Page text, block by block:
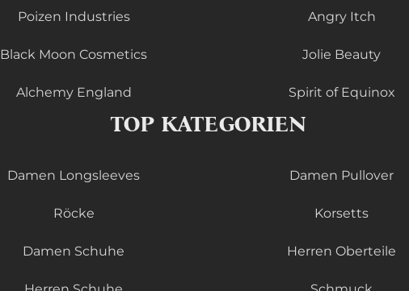
Poizen Industries Angry Itch
Black Moon Cosmetics Jolie Beauty
Alchemy England Spirit of Equinox
TOP KATEGORIEN
Damen Longsleeves Damen Pullover
Röcke Korsetts
Damen Schuhe Herren Oberteile